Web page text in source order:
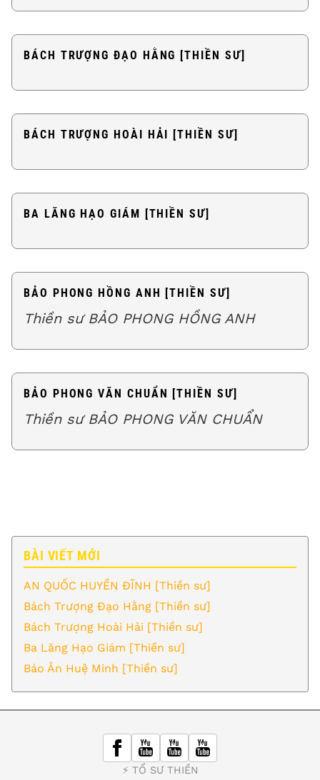
BÁCH TRƯỢNG ĐẠO HẰNG [THIỀN SƯ]
BÁCH TRƯỢNG HOÀI HẢI [THIỀN SƯ]
BA LĂNG HẠO GIÁM [THIỀN SƯ]
BẢO PHONG HỒNG ANH [THIỀN SƯ]
Thiền sư BẢO PHONG HỒNG ANH
BẢO PHONG VĂN CHUẨN [THIỀN SƯ]
Thiền sư BẢO PHONG VĂN CHUẨN
BÀI VIẾT MỚI
AN QUỐC HUYỀN ĐĨNH [Thiền sư]
Bách Trượng Đạo Hằng [Thiền sư]
Bách Trượng Hoài Hải [Thiền sư]
Ba Lăng Hạo Giám [Thiền sư]
Báo Ân Huệ Minh [Thiền sư]
⚡️ TỔ SƯ THIỀN